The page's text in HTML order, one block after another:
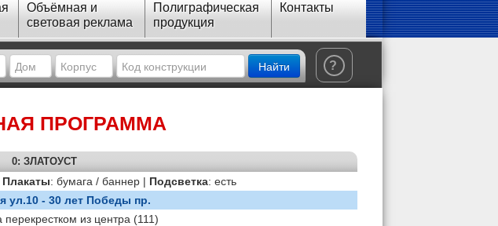
Объёмная и
световая реклама
Полиграфическая
продукция
Контакты
Найти ?
ПРОГРАММА
0: ЗЛАТОУСТ
Плакаты: бумага / баннер | Подсветка: есть
ул.10 - 30 лет Победы пр.
перекрестком из центра (111)